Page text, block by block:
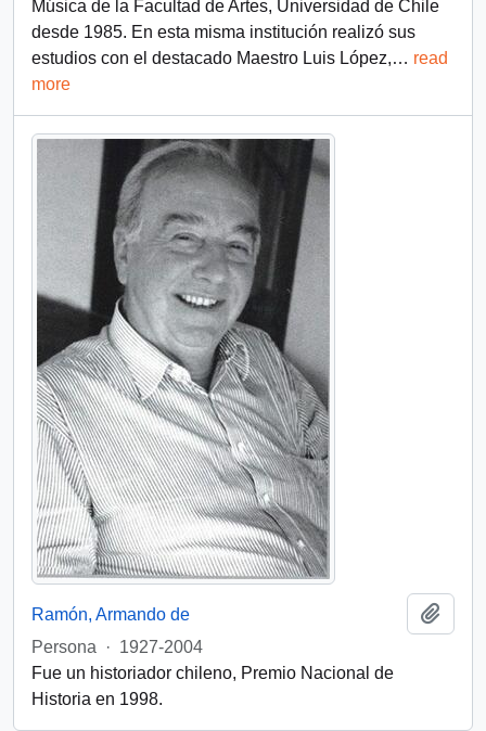
Música de la Facultad de Artes, Universidad de Chile
desde 1985. En esta misma institución realizó sus
estudios con el destacado Maestro Luis López,… read
more
Ramón, Armando de
Persona
· 1927-2004
Fue un historiador chileno, Premio Nacional de
Historia en 1998.